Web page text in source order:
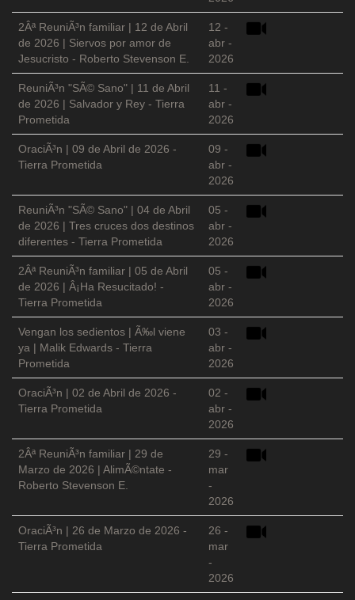
2Âª ReuniÃ³n familiar | 12 de Abril
de 2026 | Siervos por amor de
Jesucristo - Roberto Stevenson E.
12 -
abr -
2026
ReuniÃ³n "SÃ© Sano" | 11 de Abril
de 2026 | Salvador y Rey - Tierra
Prometida
11 -
abr -
2026
OraciÃ³n | 09 de Abril de 2026 -
Tierra Prometida
09 -
abr -
2026
ReuniÃ³n "SÃ© Sano" | 04 de Abril
de 2026 | Tres cruces dos destinos
diferentes - Tierra Prometida
05 -
abr -
2026
2Âª ReuniÃ³n familiar | 05 de Abril
de 2026 | Â¡Ha Resucitado! -
Tierra Prometida
05 -
abr -
2026
Vengan los sedientos | Ã‰l viene
ya | Malik Edwards - Tierra
Prometida
03 -
abr -
2026
OraciÃ³n | 02 de Abril de 2026 -
Tierra Prometida
02 -
abr -
2026
2Âª ReuniÃ³n familiar | 29 de
Marzo de 2026 | AlimÃ©ntate -
Roberto Stevenson E.
29 -
mar
-
2026
OraciÃ³n | 26 de Marzo de 2026 -
Tierra Prometida
26 -
mar
-
2026